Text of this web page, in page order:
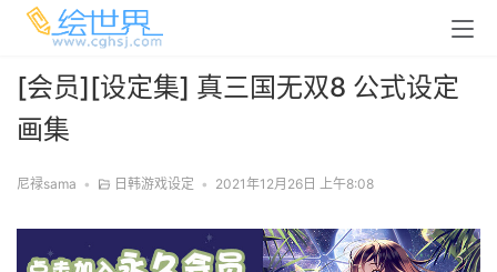
[会员][设定集] 真三国无双8 公式设定
画集
尼禄sama • 日韩游戏设定 • 2021年12月26日 上午8:08